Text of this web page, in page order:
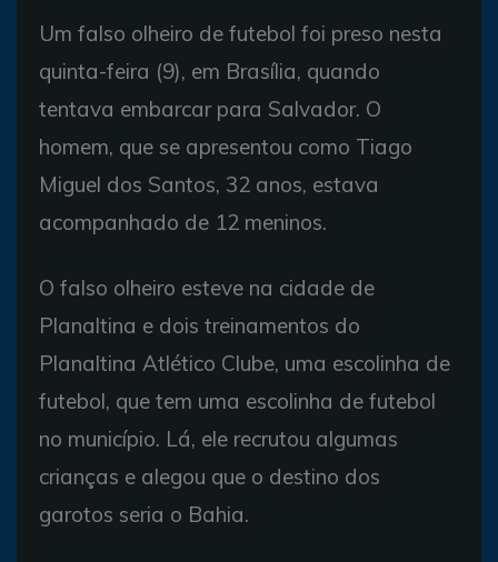
Um falso olheiro de futebol foi preso nesta
quinta-feira (9), em Brasília, quando
tentava embarcar para Salvador. O
homem, que se apresentou como Tiago
Miguel dos Santos, 32 anos, estava
acompanhado de 12 meninos.
O falso olheiro esteve na cidade de
Planaltina e dois treinamentos do
Planaltina Atlético Clube, uma escolinha de
futebol, que tem uma escolinha de futebol
no município. Lá, ele recrutou algumas
crianças e alegou que o destino dos
garotos seria o Bahia.